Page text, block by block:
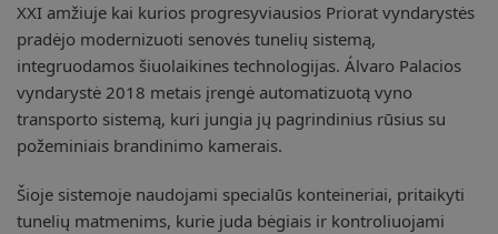
XXI amžiuje kai kurios progresyviausios Priorat vyndarystės
pradėjo modernizuoti senovės tunelių sistemą,
integruodamos šiuolaikines technologijas. Álvaro Palacios
vyndarystė 2018 metais įrengė automatizuotą vyno
transporto sistemą, kuri jungia jų pagrindinius rūsius su
požeminiais brandinimo kamerais.
Šioje sistemoje naudojami specialūs konteineriai, pritaikyti
tunelių matmenims, kurie juda bėgiais ir kontroliuojami